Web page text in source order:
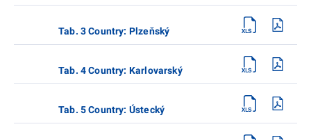
Tab. 3 Country: Plzeňský
Tab. 4 Country: Karlovarský
Tab. 5 Country: Ústecký